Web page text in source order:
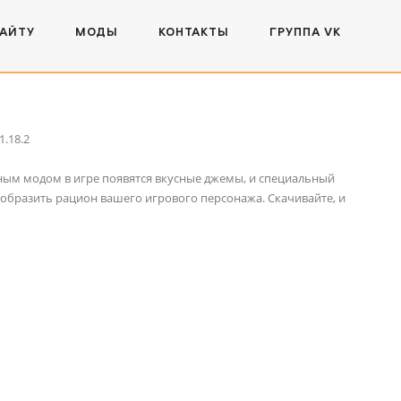
МОДЫ КОНТАКТЫ ГРУППА VK
модом в игре появятся вкусные джемы, и специальный
рацион вашего игрового персонажа. Скачивайте, и